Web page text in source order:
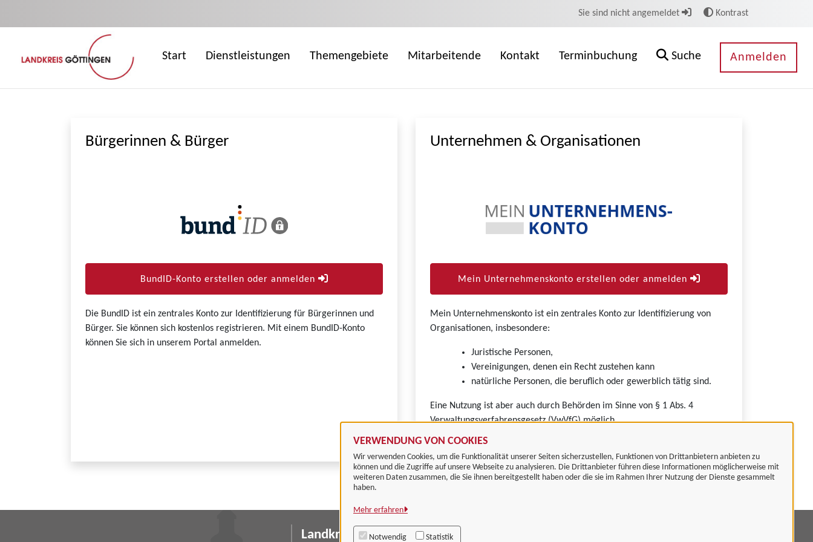
VERWENDUNG VON COOKIES
Wir verwenden Cookies, um die Funktionalität unserer Seiten sicherzustellen, Funktionen von Drittanbietern anbieten zu
können und die Zugriffe auf unsere Webseite zu analysieren. Die Drittanbieter führen diese Informationen möglicherweise mit
weiteren Daten zusammen, die Sie ihnen bereitgestellt haben oder die sie im Rahmen Ihrer Nutzung der Dienste gesammelt
haben.
Mehr erfahren
Notwendig Statistik
Sie sind nicht angemeldet Kontrast
Start Dienstleistungen Themengebiete Mitarbeitende Kontakt Terminbuchung Suche Anmelden
Bürgerinnen & Bürger
BundID-Konto erstellen oder anmelden
Die BundID ist ein zentrales Konto zur Identifizierung für Bürgerinnen und
Bürger. Sie können sich kostenlos registrieren. Mit einem BundID-Konto
können Sie sich in unserem Portal anmelden.
Unternehmen & Organisationen
Mein Unternehmenskonto erstellen oder anmelden
Mein Unternehmenskonto ist ein zentrales Konto zur Identifizierung von
Organisationen, insbesondere:
Juristische Personen,
Vereinigungen, denen ein Recht zustehen kann
natürliche Personen, die beruflich oder gewerblich tätig sind.
Eine Nutzung ist aber auch durch Behörden im Sinne von § 1 Abs. 4
Verwaltungsverfahrensgesetz (VwVfG) möglich.
Landkreis Göttingen